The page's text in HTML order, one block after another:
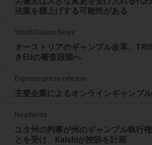
法案を棚上げする可能性がある
World Casino News
オーストリアのギャンブル改革、
きEUの審査段階へ
Express-press-release
主要企業によるオンラインギャンブ
Readwrite
ユタ州の判事が州のギャンブル執行
とを受け、Kalshiが控訴を計画